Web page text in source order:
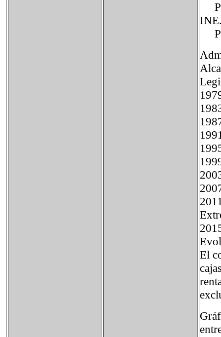
El